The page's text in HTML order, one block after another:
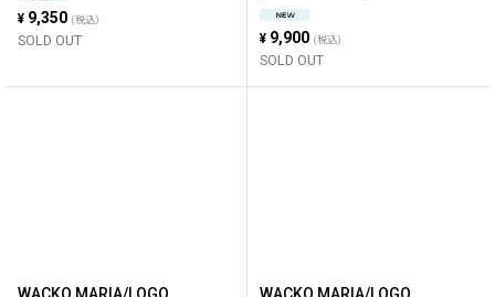
¥ 9,350 (税込)
SOLD OUT ¥ 9,900 (税込)
SOLD OUT